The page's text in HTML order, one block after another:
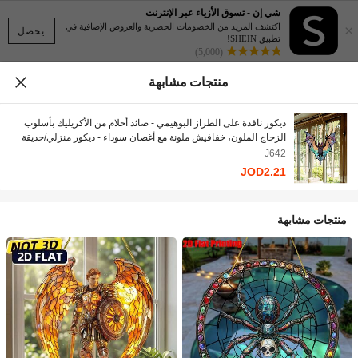
يحصل ×
شي إن - تسوق الأزياء عبر الإنترنت
اكتشف المزيد من الخصومات الحصرية والعروض الإضافية في
تطبيق SHEIN!
(5,000)
منتجات مشابهة
ديكور نافذة على الطراز البوهيمي - صائد أحلام من الأكريليك بأسلوب
الزجاج الملون، خفافيش ملونة مع أغصان سوداء - ديكور منزلي/حديقة
قوطي داخلي/خارجي، سهل التعليق، ديكور خارجي، ديكور هالوين
J642
JOD2.21
منتجات مشابهة